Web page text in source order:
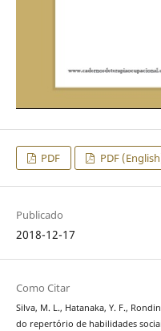
PDF PDF
Publicado
2018-12-17
Como Citar
Silva, M. L., Hatanaka, Y. F.,
do repertório de habilidades